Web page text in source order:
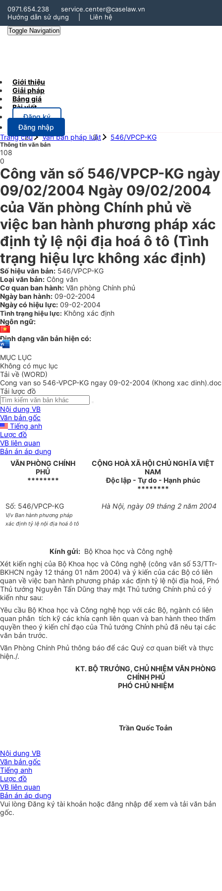
0971.654.238
service.center@caselaw.vn
Hướng dẫn sử dụng
Liên hệ
Toggle Navigation
Giới thiệu
Giải pháp
Bảng giá
Bài viết
Đăng ký
Đăng nhập
Trang chủ
Văn bản pháp luật 546/VPCP-KG
Thông tin văn bản
108
0
Công văn số 546/VPCP-KG ngày
09/02/2004 Ngày 09/02/2004
của Văn phòng Chính phủ về
việc ban hành phương pháp xác
định tỷ lệ nội địa hoá ô tô (Tình
trạng hiệu lực không xác định)
Số hiệu văn bản: 546/VPCP-KG
Loại văn bản: Công văn
Cơ quan ban hành: Văn phòng Chính phủ
Ngày ban hành: 09-02-2004
Ngày có hiệu lực: 09-02-2004
Tình trạng hiệu lực: Không xác định
Ngôn ngữ:
Định dạng văn bản hiện có:
MỤC LỤC
Không có mục lục
Tải về (WORD)
Cong van so 546-VPCP-KG ngay 09-02-2004 (Khong xac dinh).doc
Tải lược đồ
Nội dung VB
Văn bản gốc
Tiếng anh
Lược đồ
VB liên quan
Bản án áp dụng
VĂN PHÒNG CHÍNH
PHỦ
********
CỘNG HOÀ XÃ HỘI CHỦ NGHĨA VIỆT
NAM
Độc lập - Tự do - Hạnh phúc
********
Số: 546/VPCP-KG
V/v Ban hành phương pháp
xác định tỷ lệ nội địa hoá ô tô
Hà Nội, ngày 09 tháng 2 năm 2004
Kính gửi: Bộ Khoa học và Công nghệ
Xét kiến nghị của Bộ Khoa học và Công nghệ (công văn số 53/TTr-
BKHCN ngày 12 tháng 01 năm 2004) và ý kiến của các Bộ có liên
quan về việc ban hành phương pháp xác định tỷ lệ nội địa hoá, Phó
Thủ tướng Nguyễn Tấn Dũng thay mặt Thủ tướng Chính phủ có ý
kiến như sau:
Yêu cầu Bộ Khoa học và Công nghệ họp với các Bộ, ngành có liên
quan phân tích kỹ các khía cạnh liên quan và ban hành theo thẩm
quyền theo ý kiến chỉ đạo của Thủ tướng Chính phủ đã nêu tại các
văn bản trước.
Văn Phòng Chính Phủ thông báo để các Quý cơ quan biết và thực
hiện./.
KT. BỘ TRƯỞNG, CHỦ NHIỆM VĂN PHÒNG
CHÍNH PHỦ
PHÓ CHỦ NHIỆM
Trần Quốc Toản
Nội dung VB
Văn bản gốc
Tiếng anh
Lược đồ
VB liên quan
Bản án áp dụng
Vui lòngĐăng ký tài khoản hoặc đăng nhập để xem và tải văn bản
gốc.